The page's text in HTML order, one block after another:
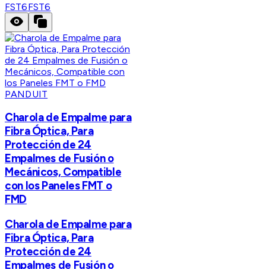
FST6FST6
PANDUIT
Charola de Empalme para
Fibra Óptica, Para
Protección de 24
Empalmes de Fusión o
Mecánicos, Compatible
con los Paneles FMT o
FMD
Charola de Empalme para
Fibra Óptica, Para
Protección de 24
Empalmes de Fusión o